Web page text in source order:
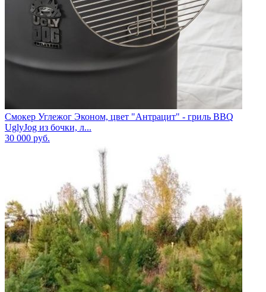
Смокер Углежог Эконом, цвет "Антрацит" - гриль BBQ
UglyJog из бочки, л...
30 000 руб.